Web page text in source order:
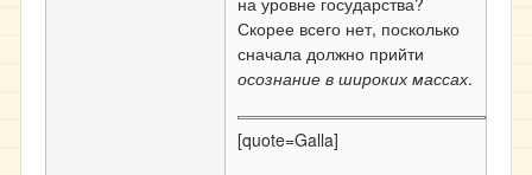
Скорее всего нет, посколько
сначала должно прийти
осознание в широких массах.
[quote=Galla]